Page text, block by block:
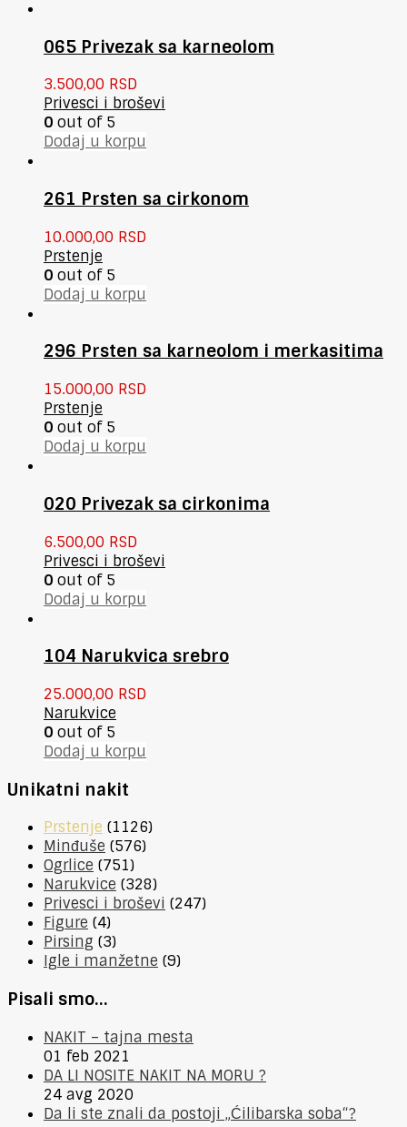
065 Privezak sa karneolom
3.500,00 RSD
Privesci i broševi
0 out of 5
Dodaj u korpu
261 Prsten sa cirkonom
10.000,00 RSD
Prstenje
0 out of 5
Dodaj u korpu
296 Prsten sa karneolom i merkasitima
15.000,00 RSD
Prstenje
0 out of 5
Dodaj u korpu
020 Privezak sa cirkonima
6.500,00 RSD
Privesci i broševi
0 out of 5
Dodaj u korpu
104 Narukvica srebro
25.000,00 RSD
Narukvice
0 out of 5
Dodaj u korpu
Unikatni nakit
Prstenje (1126)
Minđuše (576)
Ogrlice (751)
Narukvice (328)
Privesci i broševi (247)
Figure (4)
Pirsing (3)
Igle i manžetne (9)
Pisali smo…
NAKIT – tajna mesta
01 feb 2021
DA LI NOSITE NAKIT NA MORU ?
24 avg 2020
Da li ste znali da postoji „Ćilibarska soba“?